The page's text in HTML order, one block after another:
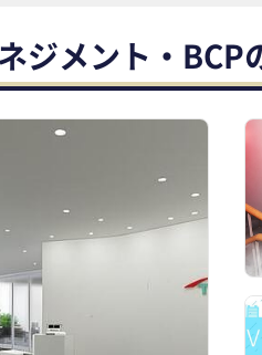
ジメント・BCP